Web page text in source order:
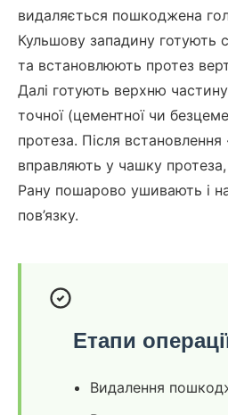
видаляється пошкоджена
Кульшову западину готують
та встановлюють протез
Далі готують верхню
точної (цементної чи
протеза. Після встановлення
вправляють у чашку
Рану пошарово ушивають і
пов’язку.
Етапи
Видалення